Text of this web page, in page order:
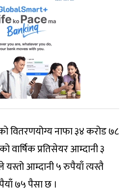
वितरणयोग्य नाफा ३४ करोड ७८
प्रतिसेयर आम्दानी ३
आम्दानी ५ रुपैयाँ त्यस्तै
७५ पैसा छ ।